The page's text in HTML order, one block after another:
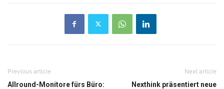
Previous article
Allround-Monitore fürs Büro:
Next article
Nexthink präsentiert neue